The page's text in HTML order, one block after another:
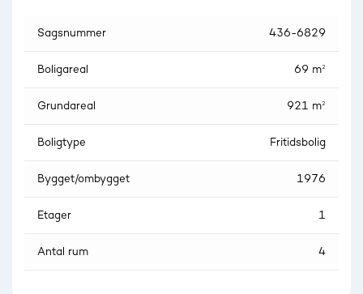
Sagsnummer 436-6829
Boligareal 69 m²
Grundareal 921 m²
Boligtype Fritidsbolig
Bygget/ombygget 1976
Etager 1
Antal rum 4